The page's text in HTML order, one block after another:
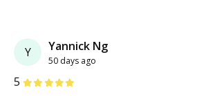
Y Yannick Ng
50 days ago
5 étoiles
N Nathalie Fillion
114 days ago
5 étoiles
étoiles
étoiles
étoiles